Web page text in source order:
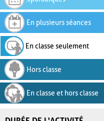
En plusieurs séances
En classe seulement
Hors classe
En classe et hors classe